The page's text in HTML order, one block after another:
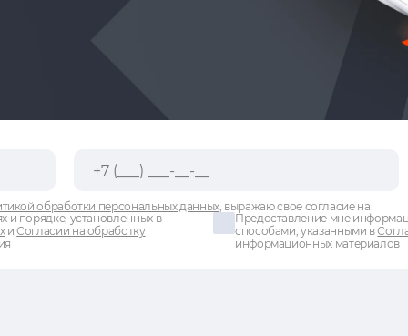
обработки персональных данных, выражаю свое согласие на:
и порядке, установленных в
иСогласии на обработку
Предоставление мне
способами, указанными в
информационных материалов